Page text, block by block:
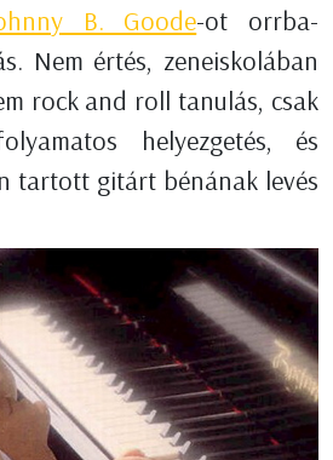
B. Goode-ot orrba-
Nem értés, zeneiskolában
rock and roll tanulás, csak
helyezgetés, és
tartott gitárt bénának levés